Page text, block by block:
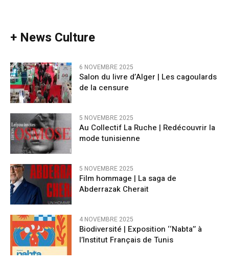
+ News Culture
6 NOVEMBRE 2025
Salon du livre d’Alger | Les cagoulards
de la censure
5 NOVEMBRE 2025
Au Collectif La Ruche | Redécouvrir la
mode tunisienne
5 NOVEMBRE 2025
Film hommage | La saga de
Abderrazak Cherait
4 NOVEMBRE 2025
Biodiversité | Exposition ‘‘Nabta’’ à
l’Institut Français de Tunis